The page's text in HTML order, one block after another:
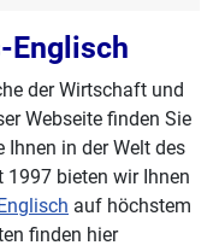
Englisch
der Wirtschaft und
Webseite finden Sie
in der Welt des
1997 bieten wir Ihnen
auf höchstem
finden hier